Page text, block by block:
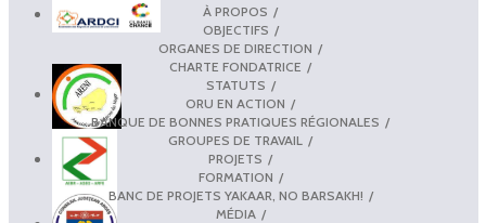
À PROPOS
OBJECTIFS
ORGANES DE DIRECTION
CHARTE FONDATRICE
STATUTS
ORU EN ACTION
BANQUE DE BONNES PRATIQUES RÉGIONALES
GROUPES DE TRAVAIL
PROJETS
FORMATION
BANC DE PROJETS YAKAAR, NO BARSAKH!
MÉDIA